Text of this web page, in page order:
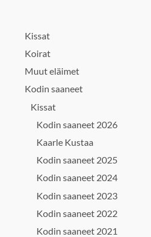
Kissat
Koirat
Muut eläimet
Kodin saaneet
Kissat
Kodin saaneet 2026
Kaarle Kustaa
Kodin saaneet 2025
Kodin saaneet 2024
Kodin saaneet 2023
Kodin saaneet 2022
Kodin saaneet 2021